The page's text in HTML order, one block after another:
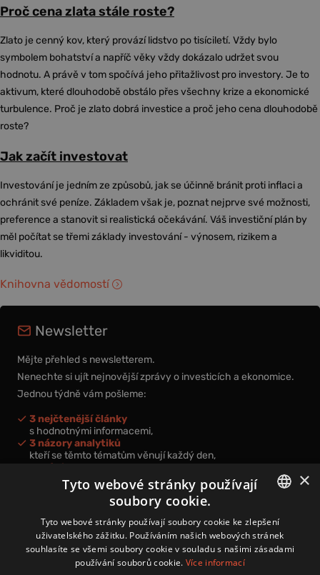
Proč cena zlata stále roste?
Zlato je cenný kov, který provází lidstvo po tisíciletí. Vždy bylo
symbolem bohatství a napříč věky vždy dokázalo udržet svou
hodnotu. A právě v tom spočívá jeho přitažlivost pro investory. Je to
aktivum, které dlouhodobě obstálo přes všechny krize a ekonomické
turbulence. Proč je zlato dobrá investice a proč jeho cena dlouhodobě
roste?
Jak začít investovat
Investování je jedním ze způsobů, jak se účinně bránit proti inflaci a
ochránit své peníze. Základem však je, poznat nejprve své možnosti,
preference a stanovit si realistická očekávání. Váš investiční plán by
měl počítat se třemi základy investování - výnosem, rizikem a
likviditou.
Knihovna vědomostí
Newsletter
Mějte přehled s newsletterem.
Nenechte si ujít nejnovější zprávy o investicích a ekonomice.
Jednou týdně vám pošleme:
3 nejčtenější články
s hodnotnými informacemi,
3 názory analytiků
kteří se těmto tématům věnují každý den,
nová videa a podcasty
k prohloubení vašich znalostí.
Přihlášením k newsletteru vyjadřujete svůj souhlas spodmínkami
zpracování osobních údajů.
CZECH
×
Tyto webové stránky používají
soubory cookie.
Tyto webové stránky používají soubory cookie ke zlepšení
uživatelského zážitku. Používáním našich webových stránek
souhlasíte se všemi soubory cookie v souladu s našimi zásadami
používání souborů cookie. Více informací